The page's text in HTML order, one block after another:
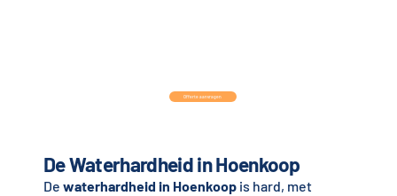
De Waterhardheid in Hoenkoop
De waterhardheid in Hoenkoopis hard, met
Offerte aanvragen